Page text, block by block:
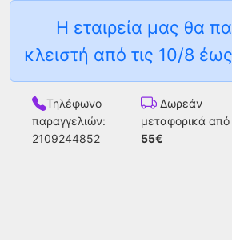
Η εταιρεία μας θα
κλειστή από τις 10/8
Τηλέφωνο
παραγγελιών:
2109244852
Δωρεάν
μεταφορικά από
55€